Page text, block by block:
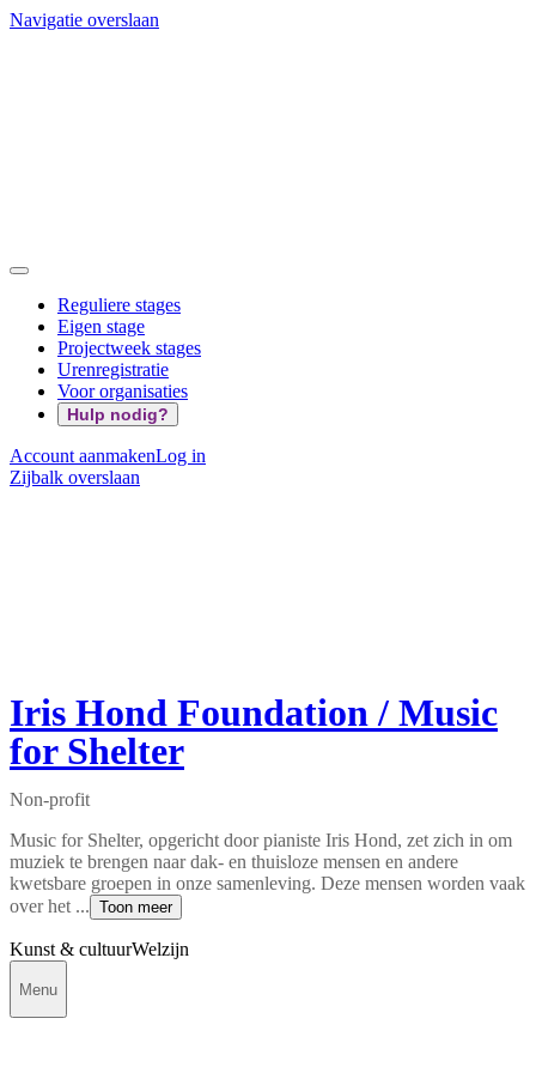
Navigatie overslaan
Reguliere stages
Eigen stage
Projectweek stages
Urenregistratie
Voor organisaties
Hulp nodig?
Account aanmakenLog in
Zijbalk overslaan
Iris Hond Foundation / Music
for Shelter
Non-profit
Music for Shelter, opgericht door pianiste Iris Hond, zet zich in om
muziek te brengen naar dak- en thuisloze mensen en andere
kwetsbare groepen in onze samenleving. Deze mensen worden vaak
over het ... Toon meer
Kunst & cultuurWelzijn
Menu